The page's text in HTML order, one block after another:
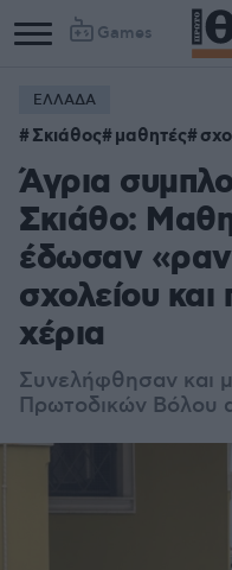
Games
ΕΛΛΑΔΑ
Σκιάθος μαθητές
Άγρια
Σκιάθο:
έδωσαν
σχολείου
χέρια
Συνελήφθησαν και
Πρωτοδικών Βόλου